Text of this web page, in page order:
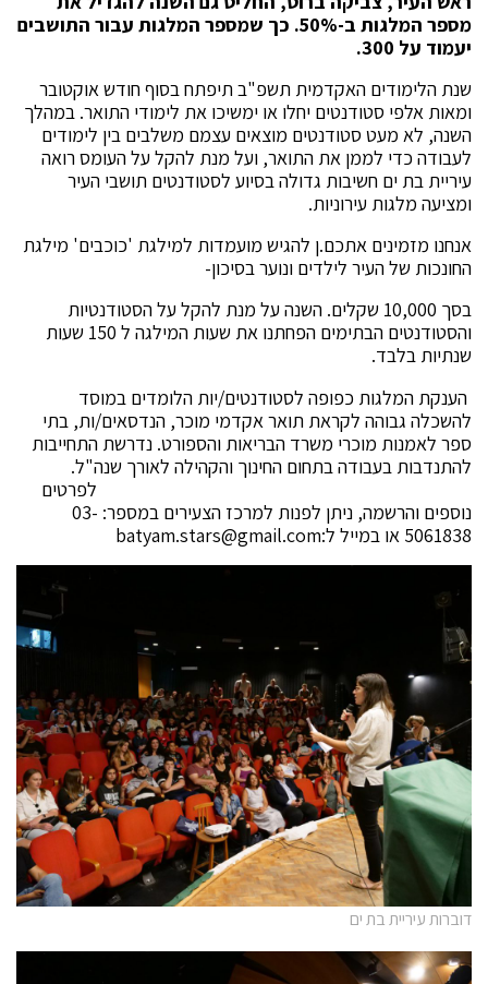
מספר המלגות ב-50%. כך שמספר המלגות עבור התושבים
יעמוד על 300.
שנת הלימודים האקדמית תשפ"ב תיפתח בסוף חודש אוקטובר
ומאות אלפי סטודנטים יחלו או ימשיכו את לימודי התואר. במהלך
השנה, לא מעט סטודנטים מוצאים עצמם משלבים בין לימודים
לעבודה כדי לממן את התואר, ועל מנת להקל על העומס רואה
עיריית בת ים חשיבות גדולה בסיוע לסטודנטים תושבי העיר
ומציעה מלגות עירוניות.
אנחנו מזמינים אתכם.ן להגיש מועמדות למילגת 'כוכבים' מילגת
החונכות של העיר לילדים ונוער בסיכון-
בסך 10,000 שקלים. השנה על מנת להקל על הסטודנטיות
והסטודנטים הבתימים הפחתנו את שעות המילגה ל 150 שעות
שנתיות בלבד.
הענקת המלגות כפופה לסטודנטים/יות הלומדים במוסד
להשכלה גבוהה לקראת תואר אקדמי מוכר, הנדסאים/ות, בתי
ספר לאמנות מוכרי משרד הבריאות והספורט. נדרשת התחייבות
להתנדבות בעבודה בתחום החינוך והקהילה לאורך שנה"ל.
לפרטים
נוספים והרשמה, ניתן לפנות למרכז הצעירים במספר: 03-
5061838 או במייל ל:
batyam.stars@gmail.com
דוברות עיריית בת ים